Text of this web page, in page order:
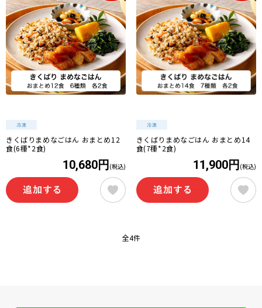
きくばりまめなごはん おまとめ12
食(6種*2食)
10,680円 (税込)
きくばりまめなごはん おまとめ14
食(7種*2食)
11,900円 (税込)
全4件